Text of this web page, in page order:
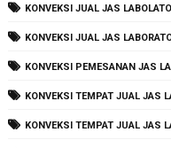
KONVEKSI JUAL JAS
KONVEKSI JUAL JAS
KONVEKSI PEMESANAN JAS
KONVEKSI TEMPAT JUAL JAS
KONVEKSI TEMPAT JUAL JAS